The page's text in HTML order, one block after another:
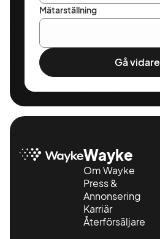
Mätarställning
Gå vidare
Wayke
Om Wayke
Press &
Annonsering
Karriär
Återförsäljare